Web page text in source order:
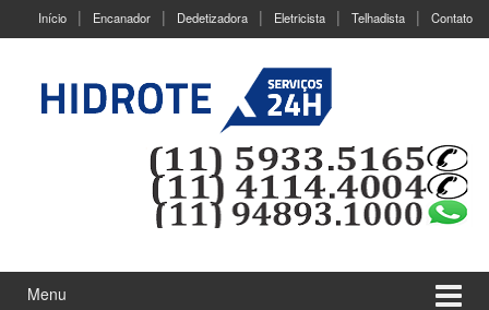
Início Encanador Dedetizadora Eletricista Telhadista Contato
Menu